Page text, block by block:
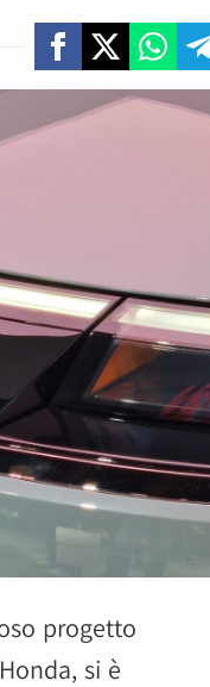
progetto
si è